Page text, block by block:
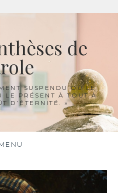
de
SUSPENDU OÙ LE
LE PRÉSENT À TOUT À
D’ÉTERNITÉ. »